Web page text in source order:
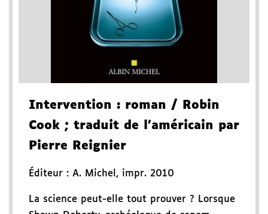
Intervention : roman / Robin
Cook ; traduit de l'américain par
Pierre Reignier
Éditeur : A. Michel , impr. 2010
La science peut-elle tout prouver ? Lorsque